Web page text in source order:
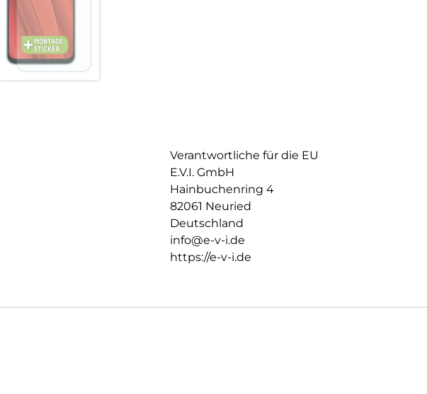
Verantwortliche für die EU
E.V.I. GmbH
Hainbuchenring 4
82061 Neuried
Deutschland
info@e-v-i.de
https://e-v-i.de